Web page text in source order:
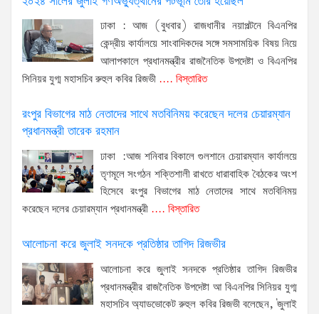
ঢাকা : আজ (বুধবার) রাজধানীর নয়াপল্টনে বিএনপির
কেন্দ্রীয় কার্যালয়ে সাংবাদিকদের সঙ্গে সমসাময়িক বিষয় নিয়ে
আলাপকালে প্রধানমন্ত্রীর রাজনৈতিক উপদেষ্টা ও বিএনপির
সিনিয়র যুগ্ম মহাসচিব রুহুল কবির রিজভী .... বিস্তারিত
রংপুর বিভাগের মাঠ নেতাদের সাথে মতবিনিময় করেছেন দলের চেয়ারম্যান
প্রধানমন্ত্রী তারেক রহমান
ঢাকা :আজ শনিবার বিকালে গুলশানে চেয়ারম্যান কার্যালয়ে
তৃণমূলে সংগঠন শক্তিশালী রাখতে ধারাবাহিক বৈঠকের অংশ
হিসেবে রংপুর বিভাগের মাঠ নেতাদের সাথে মতবিনিময়
করেছেন দলের চেয়ারম্যান প্রধানমন্ত্রী .... বিস্তারিত
আলোচনা করে জুলাই সনদকে প্রতিষ্ঠার তাগিদ রিজভীর
আলোচনা করে জুলাই সনদকে প্রতিষ্ঠার তাগিদ রিজভীর
প্রধানমন্ত্রীর রাজনৈতিক উপদেষ্টা আ বিএনপির সিনিয়র যুগ্ম
মহাসচিব অ্যাডভোকেট রুহুল কবির রিজভী বলেছেন, 'জুলাই